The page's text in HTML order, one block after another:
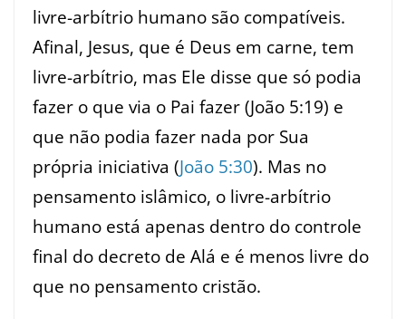
livre-arbítrio humano são compatíveis.
Afinal, Jesus, que é Deus em carne, tem
livre-arbítrio, mas Ele disse que só podia
fazer o que via o Pai fazer (João 5:19) e
que não podia fazer nada por Sua
própria iniciativa (João 5:30). Mas no
pensamento islâmico, o livre-arbítrio
humano está apenas dentro do controle
final do decreto de Alá e é menos livre do
que no pensamento cristão.